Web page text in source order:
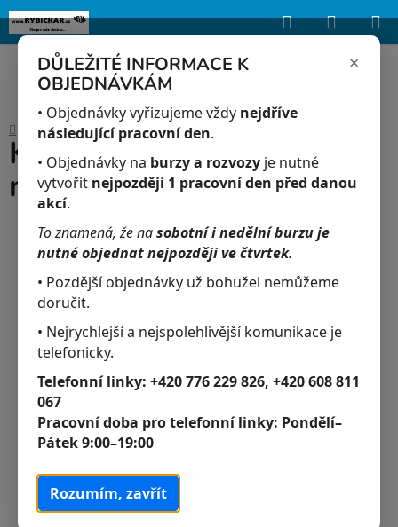
×
DŮLEŽITÉ INFORMACE K
OBJEDNÁVKÁM
• Objednávky vyřizujeme vždy nejdříve
následující pracovní den.
• Objednávky na burzy a rozvozy je nutné
vytvořit nejpozději 1 pracovní den před danou
akcí.
To znamená, že nasobotní i nedělní burzu je
nutné objednat nejpozději ve čtvrtek.
• Pozdější objednávky už bohužel nemůžeme
doručit.
• Nejrychlejší a nejspolehlivější komunikace je
telefonicky.
Telefonní linky: +420 776 229 826, +420 608 811
067
Pracovní doba pro telefonní linky: Pondělí–
Pátek 9:00–19:00
Rozumím, zavřít
Upozorňujeme, že uvedená skladová dostupnost je orientační a může se
lišit podle aktuálních objednávek a prodeje v reálném čase.
obsah
Hledat
KOŠÍK
DomůAkvaristika / Keramický kořen dřívko malé 13 x 7 x 11 cm
Keramický kořen dřívko
malé 13 x 7 x 11 cm